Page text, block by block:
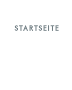
STARTSEITE